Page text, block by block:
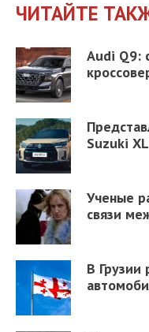
ЧИТАЙТЕ
Audi Q9:
Suzuki
Ученые
связи
В Грузии